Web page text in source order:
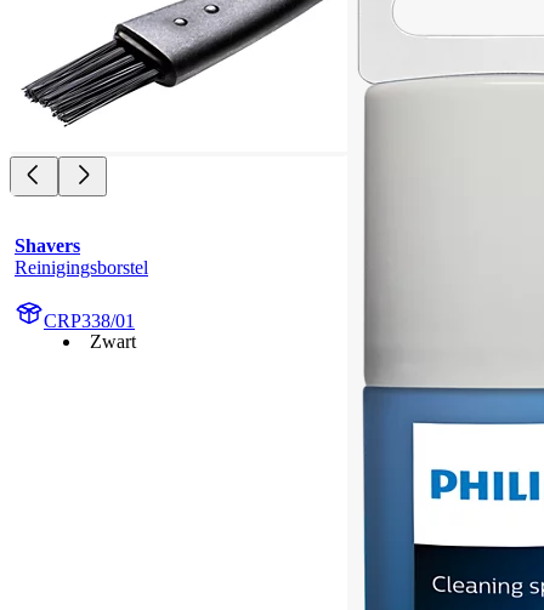
Shavers
Reinigingsborstel
CRP338/01
Zwart